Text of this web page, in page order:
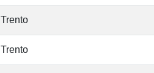
Trento
Trento